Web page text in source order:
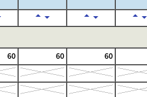
60 60 60